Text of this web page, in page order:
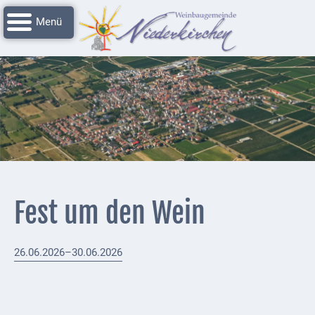
Navigation
überspringen
Startseite
Grussworte
Rathaus
Unser
Niederkirchen
Impressionen
Nachrichtenarchiv
Deidesheim
Fest um den Wein
26.06.2026–30.06.2026